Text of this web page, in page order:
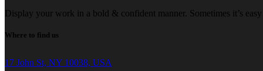
Display your work in a bold & confident manner. Sometimes it’s
Where to find us
17 John St, NY 10038, USA